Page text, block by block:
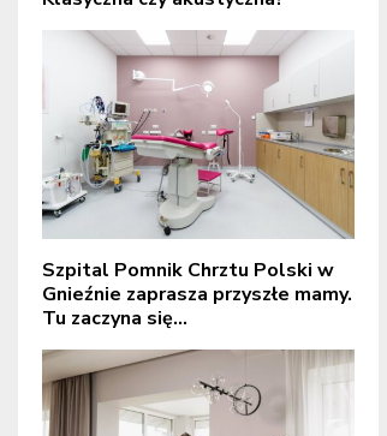
Szpital Pomnik Chrztu Polski w
Gnieźnie zaprasza przyszłe mamy.
Tu zaczyna się...